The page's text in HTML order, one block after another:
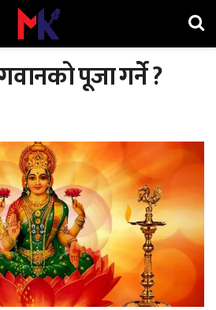
पूजा गर्ने ?